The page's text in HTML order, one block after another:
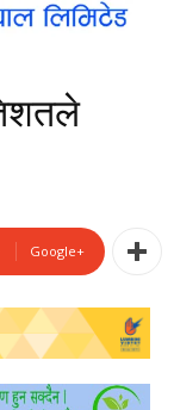
Google+